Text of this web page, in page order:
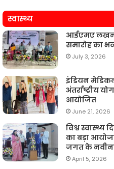
स्वास्थ्य
आईएमए लखनऊ
समारोह का
July 3, 2026
इंडियन
अंतर्राष्ट्रीय
आयोजित
June 21, 2026
विश्व
का बड़ा
जगत के
April 5, 2026